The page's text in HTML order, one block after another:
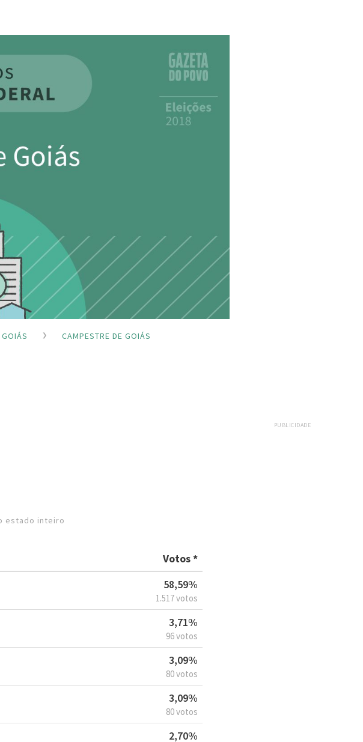
CAMPESTRE DE GOIÁS
PUBLICIDADE
estado inteiro
Votos *
58,59%
1.517 votos
3,71%
96 votos
3,09%
80 votos
3,09%
80 votos
2,70%